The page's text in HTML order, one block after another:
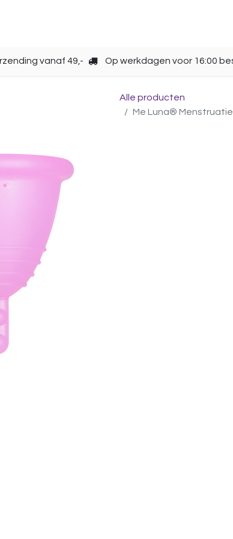
vanaf 49,- Op werkdagen voor 16:00
Alle producten
Me Luna®